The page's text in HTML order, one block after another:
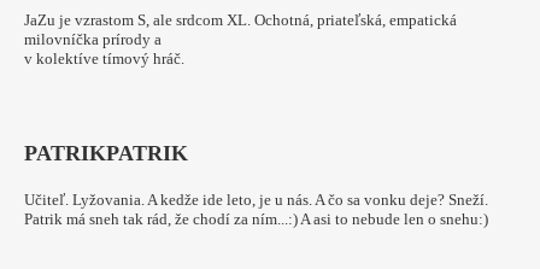
JaZu je vzrastom S, ale srdcom XL. Ochotná, priateľská, empatická
milovníčka prírody a
v kolektíve tímový hráč.
PATRIKPATRIK
Učiteľ. Lyžovania. A kedže ide leto, je u nás. A čo sa vonku deje? Sneží.
Patrik má sneh tak rád, že chodí za ním...:) A asi to nebude len o snehu:)